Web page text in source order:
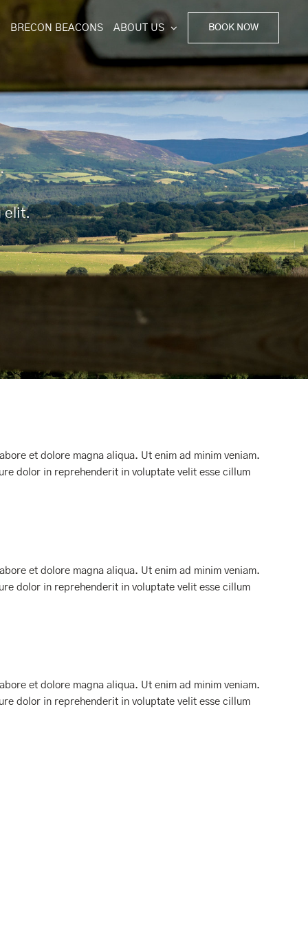
BRECON BEACONS ABOUT US BOOK NOW
elit.
et dolore magna aliqua. Ut enim ad minim veniam.
dolor in reprehenderit in voluptate velit esse cillum
et dolore magna aliqua. Ut enim ad minim veniam.
dolor in reprehenderit in voluptate velit esse cillum
et dolore magna aliqua. Ut enim ad minim veniam.
dolor in reprehenderit in voluptate velit esse cillum